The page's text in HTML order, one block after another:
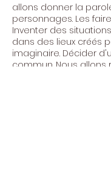
allons donner la
personnages. Les
Inventer des
dans des lieux créés
imaginaire. Décider
commun. Nous allons